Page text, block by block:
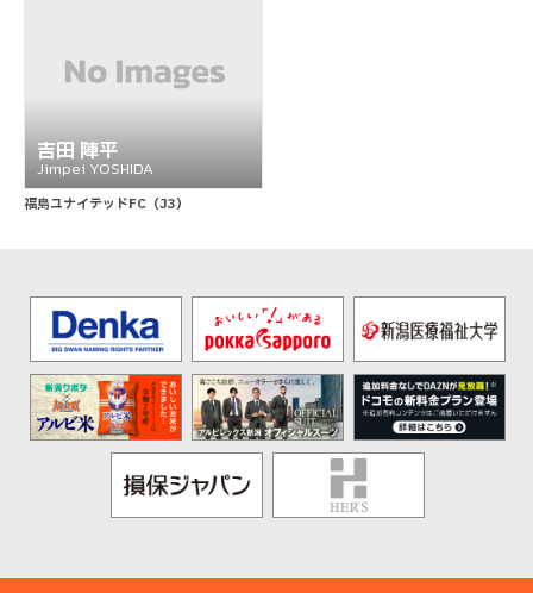
吉⽥ 陣平
Jimpei YOSHIDA
福島ユナイテッドFC（J3）